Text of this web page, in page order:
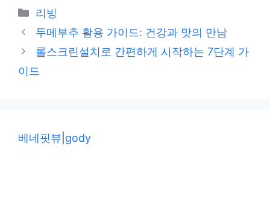
카
테
리
리빙
두메부추 활용 가이드: 건강과 맛의 만남
롤스크린설치로 간편하게 시작하는 7단계 가
이드
베네핏뷰 gody